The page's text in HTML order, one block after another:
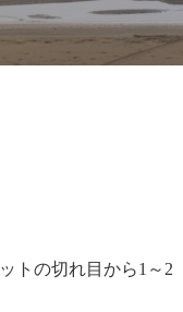
トの切れ目から1～2